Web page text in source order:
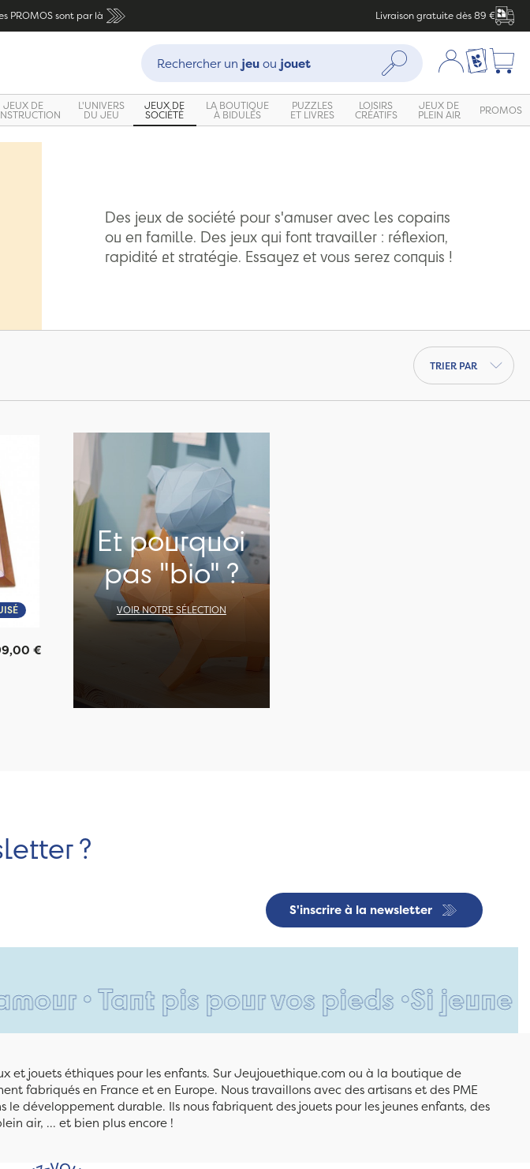
PROMOS sont par là Livraison gratuite dès 89 €
Recherche :
Rechercher un jeuou jouet Rechercher Mon compte
Ma liste
JEUX DE L'UNIVERS
DU JEU
JEUX DE
SOCIÉTÉ
LA BOUTIQUE
À BIDULES
PUZZLES
ET LIVRES
LOISIRS
CRÉATIFS
JEUX DE
PLEIN AIR PROMOS
Des jeux de société pour s'amuser avec les copains
ou en famille. Des jeux qui font travailler : réflexion,
rapidité et stratégie. Essayez et vous serez conquis !
Trier par
€
Et pourquoi
pas "bio" ?
VOIR NOTRE SÉLECTION
?
S'inscrire à la newsletter
Tant pis pour vos pieds •Si jeune et
et jouets éthiques pour les enfants. Sur Jeujouethique.com ou à la boutique de
fabriqués en France et en Europe. Nous travaillons avec des artisans et des PME
développement durable. Ils nous fabriquent des jouets pour les jeunes enfants, des
air, ... et bien plus encore !